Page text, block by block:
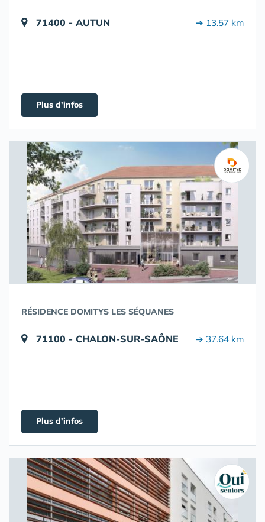
71400 - AUTUN ➔ 13.57 km
Plus d'infos
RÉSIDENCE DOMITYS LES SÉQUANES
71100 - CHALON-SUR-SAÔNE ➔ 37.64 km
Plus d'infos